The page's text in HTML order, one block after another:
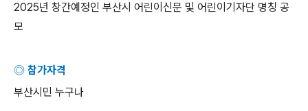
2025년 창간예정인 부산시 어린이신문 및 어린이기자단 명칭 공
모
◎ 참가자격
부산시민 누구나